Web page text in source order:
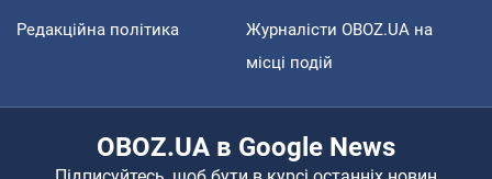
Редакційна політика
Журналісти OBOZ.UA на
місці подій
OBOZ.UA в Google News